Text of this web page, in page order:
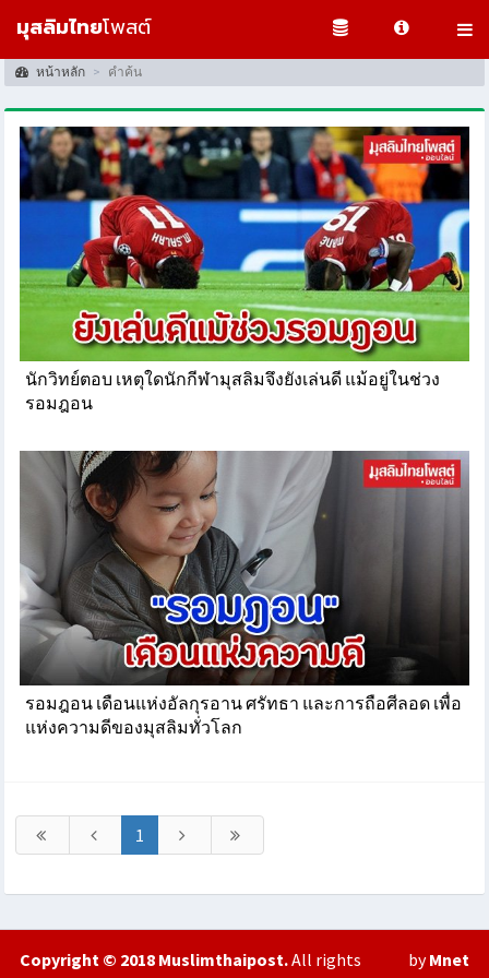
มุสลิมไทยโพสต์
คำค้น : Iftar
หน้าหลัก คำค้น
นักวิทย์ตอบ เหตุใดนักกีฬามุสลิมจึงยังเล่นดี แม้อยู่ในช่วง
รอมฎอน
รอมฎอน เดือนแห่งอัลกุรอาน ศรัทธา และการถือศีลอด เพื่อ
แห่งความดีของมุสลิมทั่วโลก
1
byMnet
Copyright © 2018 Muslimthaipost.All rights